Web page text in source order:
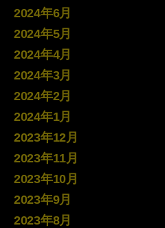
2024年6月
2024年5月
2024年4月
2024年3月
2024年2月
2024年1月
2023年12月
2023年11月
2023年10月
2023年9月
2023年8月